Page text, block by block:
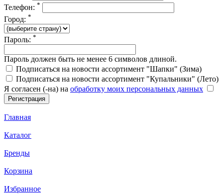
Телефон: *
Город: *
Пароль: *
Пароль должен быть не менее 6 символов длиной.
Подписаться на новости ассортимент "Шапки" (Зима)
Подписаться на новости ассортимент "Купальники" (Лето)
Я согласен (-на) на обработку моих персональных данных
Главная
Каталог
Бренды
Корзина
Избранное